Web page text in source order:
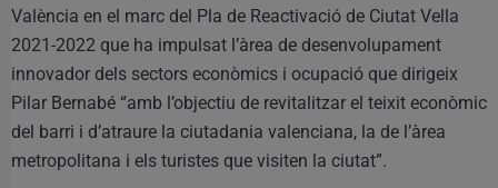
València en el marc del Pla de Reactivació de Ciutat Vella
2021-2022 que ha impulsat l’àrea de desenvolupament
innovador dels sectors econòmics i ocupació que dirigeix
Pilar Bernabé “amb l’objectiu de revitalitzar el teixit econòmic
del barri i d’atraure la ciutadania valenciana, la de l’àrea
metropolitana i els turistes que visiten la ciutat”.